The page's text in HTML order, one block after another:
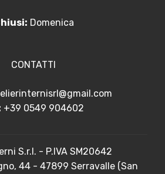
Domenica
CONTATTI
+39 0549 904602
S.r.l. - P.IVA SM20642
44 - 47899 Serravalle (San